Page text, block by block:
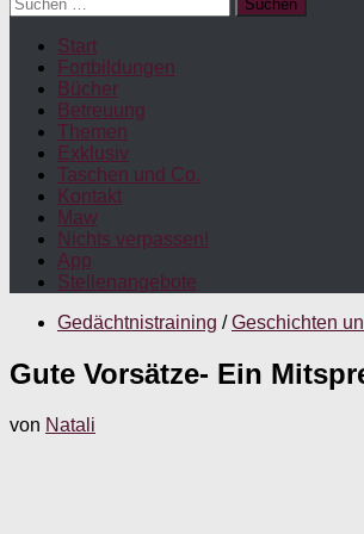
nach:
Start
Fortbildungen
Bücher
Betreuung
Themen
Exklusiv
Taschen und Co.
Kontakt
Maw
Nichts verpassen!
App
Stellenangebote
Gedächtnistraining / Geschichten
Gute Vorsätze- Ein
von Natali